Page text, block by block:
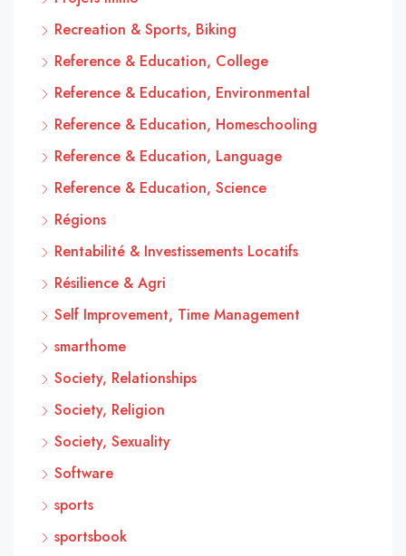
Recreation & Sports, Biking
Reference & Education, College
Reference & Education, Environmental
Reference & Education, Homeschooling
Reference & Education, Language
Reference & Education, Science
Régions
Rentabilité & Investissements Locatifs
Résilience & Agri
Self Improvement, Time Management
smarthome
Society, Relationships
Society, Religion
Society, Sexuality
Software
sports
sportsbook